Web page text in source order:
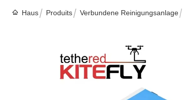
Haus Produits Verbundene Reinigungsanlage